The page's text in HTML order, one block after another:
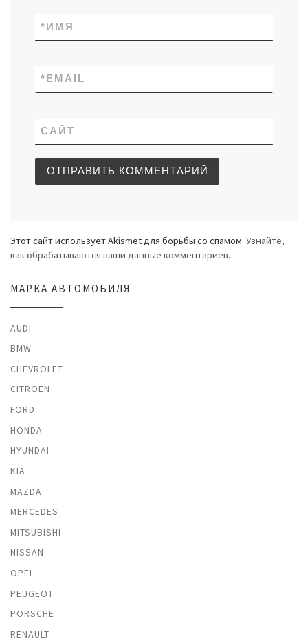
ИМЯ
*
EMAIL
*
САЙТ
Этот сайт использует Akismet для борьбы со спамом. Узнайте,
как обрабатываются ваши данные комментариев.
МАРКА АВТОМОБИЛЯ
AUDI
BMW
CHEVROLET
CITROEN
FORD
HONDA
HYUNDAI
KIA
MAZDA
MERCEDES
MITSUBISHI
NISSAN
OPEL
PEUGEOT
PORSCHE
RENAULT